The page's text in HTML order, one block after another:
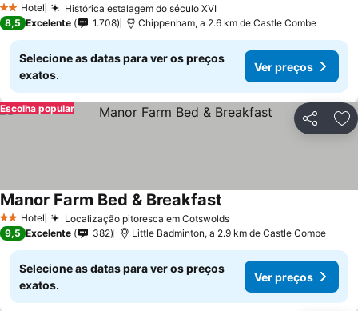
2 Estrelas
Hotel Histórica estalagem do século XVI
8,5 Excelente 1.708 Chippenham, a 2.6 km de Castle Combe
Selecione as datas para ver os preços
exatos.
Ver preços
Partilhar
Escolha popular
2 Estrelas
Hotel Localização pitoresca em Cotswolds
Manor Farm Bed & Breakfast
9,5 Excelente 382 Little Badminton, a 2.9 km de Castle Combe
Selecione as datas para ver os preços
exatos.
Ver preços